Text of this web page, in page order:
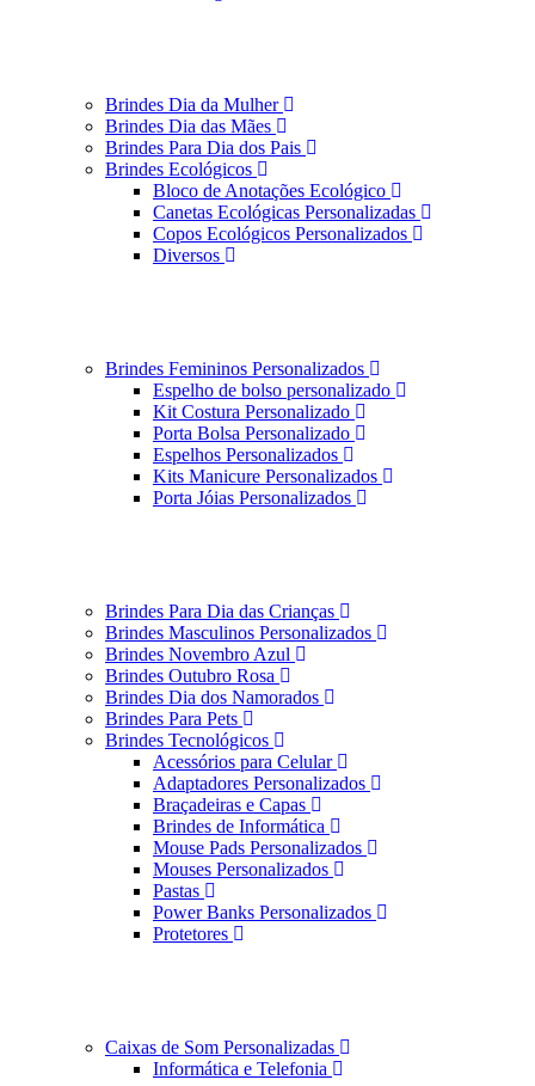
Brindes Dia da Mulher
Brindes Dia das Mães
Brindes Para Dia dos Pais
Brindes Ecológicos
Bloco de Anotações Ecológico
Canetas Ecológicas Personalizadas
Copos Ecológicos Personalizados
Diversos
Brindes Femininos Personalizados
Espelho de bolso personalizado
Kit Costura Personalizado
Porta Bolsa Personalizado
Espelhos Personalizados
Kits Manicure Personalizados
Porta Jóias Personalizados
Brindes Para Dia das Crianças
Brindes Masculinos Personalizados
Brindes Novembro Azul
Brindes Outubro Rosa
Brindes Dia dos Namorados
Brindes Para Pets
Brindes Tecnológicos
Acessórios para Celular
Adaptadores Personalizados
Braçadeiras e Capas
Brindes de Informática
Mouse Pads Personalizados
Mouses Personalizados
Pastas
Power Banks Personalizados
Protetores
Caixas de Som Personalizadas
Informática e Telefonia